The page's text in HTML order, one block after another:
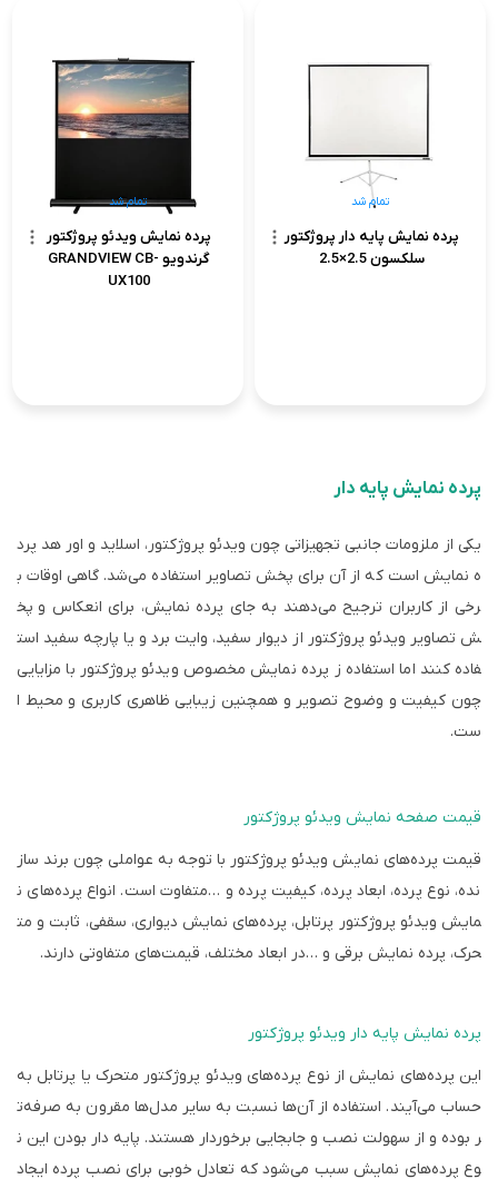
پرده نمایش پایه دار پروژکتور
سلکسون 2.5×2.5
تمام شد
پرده نمایش ویدئو پروژکتور
گرندویو GRANDVIEW CB-
UX100
تمام شد
پرده نمایش پایه دار
یکی از ملزومات جانبی تجهیزاتی چون ویدئو پروژکتور، اسلاید و اور هد پرد
ه نمایش است که از آن برای پخش تصاویر استفاده می‌شد. گاهی اوقات ب
رخی از کاربران ترجیح می‌دهند به جای پرده نمایش، برای انعکاس و پخ
ش تصاویر ویدئو پروژکتور از دیوار سفید، وایت برد و یا پارچه سفید است
فاده کنند اما استفاده ز پرده نمایش مخصوص ویدئو پروژکتور با مزایایی
چون کیفیت و وضوح تصویر و همچنین زیبایی ظاهری کاربری و محیط ا
ست.
قیمت صفحه نمایش ویدئو پروژکتور
قیمت پرده‌های نمایش ویدئو پروژکتور با توجه به عواملی چون برند ساز
نده، نوع پرده، ابعاد پرده، کیفیت پرده و …متفاوت است. انواع پرده‌های ن
مایش ویدئو پروژکتور پرتابل، پرده‌های نمایش دیواری، سقفی، ثابت و مت
حرک، پرده نمایش برقی و …در ابعاد مختلف، قیمت‌های متفاوتی دارند.
پرده نمایش پایه دار ویدئو پروژکتور
این پرده‌های نمایش از نوع پرده‌های ویدئو پروژکتور متحرک یا پرتابل به
حساب می‌آیند. استفاده از آن‌ها نسبت به سایر مدل‌ها مقرون به صرفه‌ت
ر بوده و از سهولت نصب و جابجایی برخوردار هستند. پایه دار بودن این ن
وع پرده‌های نمایش سبب می‌شود که تعادل خوبی برای نصب پرده ایجاد